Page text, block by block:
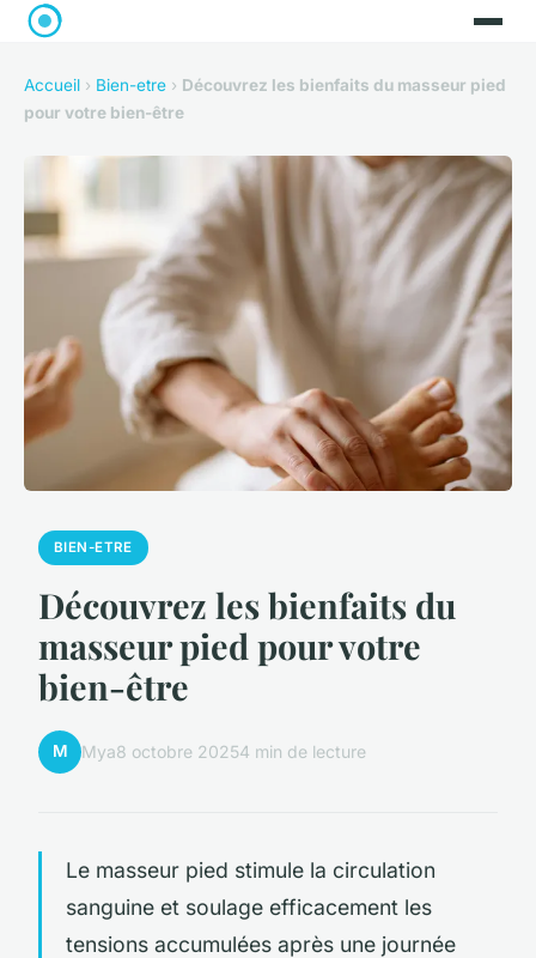
Accueil › Bien-etre › Découvrez les bienfaits du masseur pied
pour votre bien-être
BIEN-ETRE
Découvrez les bienfaits du
masseur pied pour votre
bien-être
M Mya8 octobre 20254 min de lecture
Le masseur pied stimule la circulation
sanguine et soulage efficacement les
tensions accumulées après une journée